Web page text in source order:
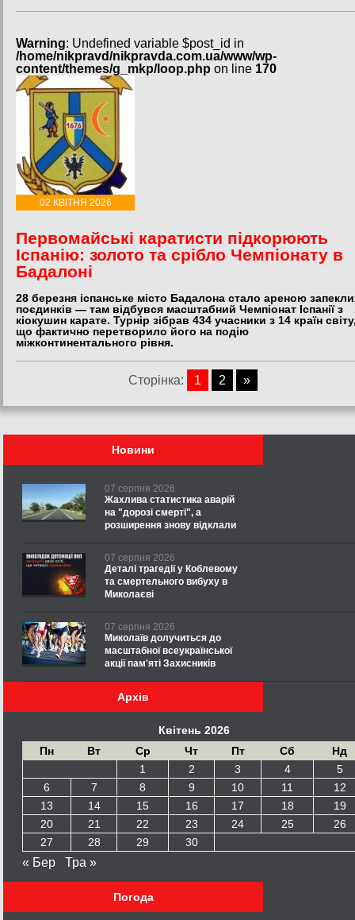
Warning: Undefined variable $post_id in
/home/nikpravd/nikpravda.com.ua/www/wp-
content/themes/g_mkp/loop.php on line 170
02 КВІТНЯ 2026
Первомайські каратисти підкорюють
Іспанію: золото та срібло Чемпіонату в
Бадалоні
28 березня іспанське місто Бадалона стало ареною
поєдинків — там відбувся масштабний Чемпіонат Іспанії з
кіокушин карате. Турнір зібрав 434 учасники з 14 країн
що фактично перетворило його на подію
міжконтинентального рівня.
Сторінка: 1 2 »
Новини
07 серпня 2026
Жахлива статистика аварій
на "дорозі смерті", а
розширення знову відклали
07 серпня 2026
Деталі трагедії у Коблевому
та смертельного вибуху в
Миколаєві
07 серпня 2026
Миколаїв долучиться до
масштабної всеукраїнської
акції пам'яті Захисників
Архів
Квітень 2026
Пн
Вт Ср Чт Пт Сб
Нд
1
2 3 4
5
6
7 8 9 10 11
12
13
14 15 16 17 18
19
20
21 22 23 24 25
26
27
28 29 30
« Бер Тра »
Погода